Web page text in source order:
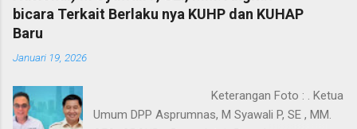
advokat. Jumat (16/1/2026). Sorotan ini
mencuat lantaran laporan polisi tertanggal 4
alamat korespondensi, hingga langkah-langkah
penyidikan yang dinilai melampaui kewenangan
bicara Terkait Berlaku nya KUHP dan KUHAP
Baru
Januari 19, 2026
Keterangan Foto : . Ketua
Umum DPP Asprumnas, M Syawali P, SE , MM.